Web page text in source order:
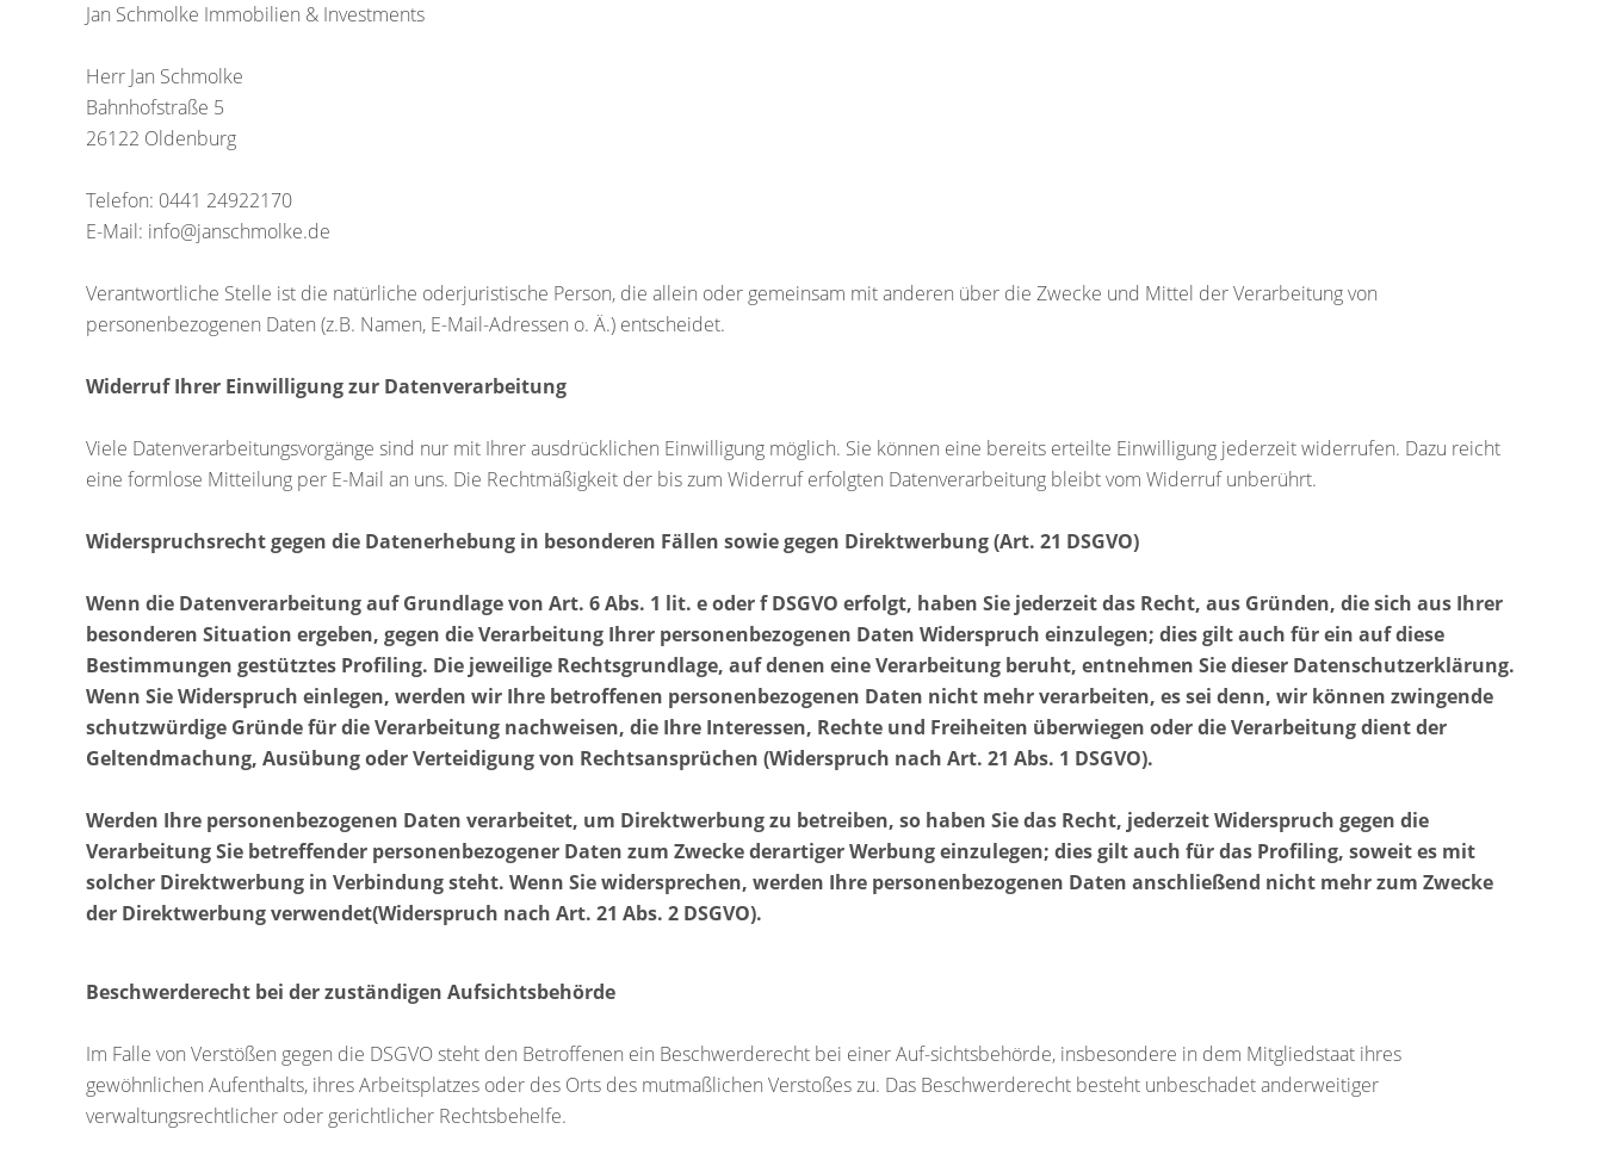
Jan Schmolke Immobilien & Investments
Herr Jan Schmolke
Bahnhofstraße 5
26122 Oldenburg
Telefon: 0441 24922170
E-Mail: info@janschmolke.de
Verantwortliche Stelle ist die natürliche oderjuristische Person, die allein oder gemeinsam mit anderen über die Zwecke und Mittel der Verarbeitung von
personenbezogenen Daten (z.B. Namen, E-Mail-Adressen o. Ä.) entscheidet.
Widerruf Ihrer Einwilligung zur Datenverarbeitung
Viele Datenverarbeitungsvorgänge sind nur mit Ihrer ausdrücklichen Einwilligung möglich. Sie können eine bereits erteilte Einwilligung jederzeit widerrufen. Dazu reicht
eine formlose Mitteilung per E-Mail an uns. Die Rechtmäßigkeit der bis zum Widerruf erfolgten Datenverarbeitung bleibt vom Widerruf unberührt.
Widerspruchsrecht gegen die Datenerhebung in besonderen Fällen sowie gegen Direktwerbung (Art. 21 DSGVO)
Wenn die Datenverarbeitung auf Grundlage von Art. 6 Abs. 1 lit. e oder f DSGVO erfolgt, haben Sie jederzeit das Recht, aus Gründen, die sich aus Ihrer
besonderen Situation ergeben, gegen die Verarbeitung Ihrer personenbezogenen Daten Widerspruch einzulegen; dies gilt auch für ein auf diese
Bestimmungen gestütztes Profiling. Die jeweilige Rechtsgrundlage, auf denen eine Verarbeitung beruht, entnehmen Sie dieser Datenschutzerklärung.
Wenn Sie Widerspruch einlegen, werden wir Ihre betroffenen personenbezogenen Daten nicht mehr verarbeiten, es sei denn, wir können zwingende
schutzwürdige Gründe für die Verarbeitung nachweisen, die Ihre Interessen, Rechte und Freiheiten überwiegen oder die Verarbeitung dient der
Geltendmachung, Ausübung oder Verteidigung von Rechtsansprüchen (Widerspruch nach Art. 21 Abs. 1 DSGVO).
Werden Ihre personenbezogenen Daten verarbeitet, um Direktwerbung zu betreiben, so haben Sie das Recht, jederzeit Widerspruch gegen die
Verarbeitung Sie betreffender personenbezogener Daten zum Zwecke derartiger Werbung einzulegen; dies gilt auch für das Profiling, soweit es mit
solcher Direktwerbung in Verbindung steht. Wenn Sie widersprechen, werden Ihre personenbezogenen Daten anschließend nicht mehr zum Zwecke
der Direktwerbung verwendet(Widerspruch nach Art. 21 Abs. 2 DSGVO).
Beschwerderecht bei der zuständigen Aufsichtsbehörde
Im Falle von Verstößen gegen die DSGVO steht den Betroffenen ein Beschwerderecht bei einer Auf-sichtsbehörde, insbesondere in dem Mitgliedstaat ihres
gewöhnlichen Aufenthalts, ihres Arbeitsplatzes oder des Orts des mutmaßlichen Verstoßes zu. Das Beschwerderecht besteht unbeschadet anderweitiger
verwaltungsrechtlicher oder gerichtlicher Rechtsbehelfe.